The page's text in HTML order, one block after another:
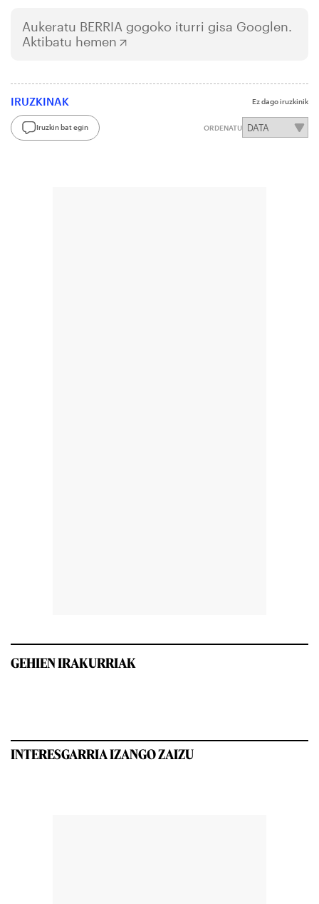
Aukeratu BERRIA gogoko iturri gisa Googlen.
Aktibatu hemen
IRUZKINAK Ez dago iruzkinik
Iruzkin bat egin ORDENATU
GEHIEN IRAKURRIAK
INTERESGARRIA IZANGO ZAIZU